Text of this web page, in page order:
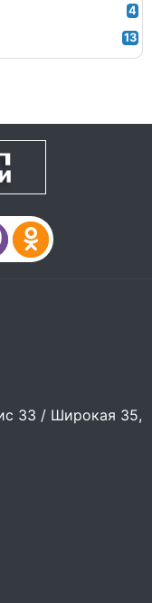
4
13
33 / Широкая 35,